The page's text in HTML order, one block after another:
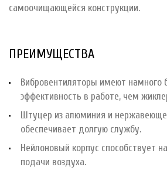
самоочищающейся конструкции.
ПРЕИМУЩЕСТВА
Вибровентиляторы имеют намного
эффективность в работе, чем
Штуцер из алюминия и
обеспечивает долгую службу.
Нейлоновый корпус способствует
подачи воздуха.